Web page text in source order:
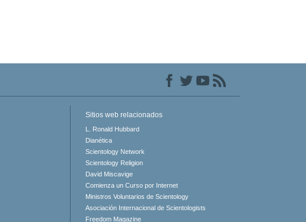
Los Fundamentos de las Relaciones
Públicas
Objetivos y Metas
La Tecnología de Estudio
La Comunicación
Sitios web relacionados
L. Ronald Hubbard
Dianética
Scientology Network
Scientology Religion
David Miscavige
Comienza un Curso por Internet
Ministros Voluntarios de Scientology
Asociación Internacional de Scientologists
Freedom Magazine